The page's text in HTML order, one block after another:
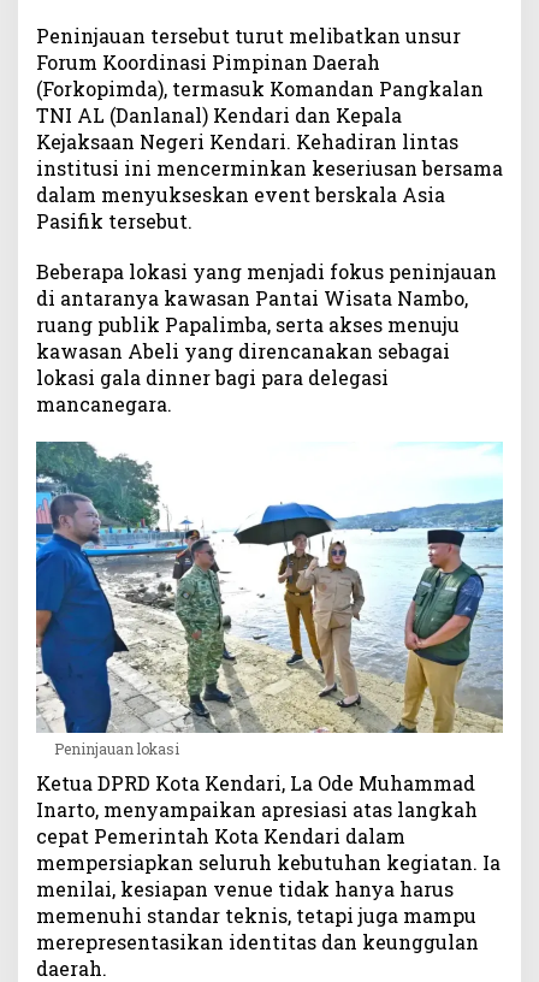
n
e
m
k
o
t
K
d
a
r
T
i
o
a
i
P
e
l
a
s
n
a
a
n
U
C
Peninjauan tersebut turut melibatkan unsur
Forum Koordinasi Pimpinan Daerah
(Forkopimda), termasuk Komandan Pangkalan
TNI AL (Danlanal) Kendari dan Kepala
Kejaksaan Negeri Kendari. Kehadiran lintas
institusi ini mencerminkan keseriusan bersama
dalam menyukseskan event berskala Asia
Pasifik tersebut.
Beberapa lokasi yang menjadi fokus peninjauan
di antaranya kawasan Pantai Wisata Nambo,
ruang publik Papalimba, serta akses menuju
kawasan Abeli yang direncanakan sebagai
lokasi gala dinner bagi para delegasi
mancanegara.
Peninjauan lokasi
Ketua DPRD Kota Kendari, La Ode Muhammad
Inarto, menyampaikan apresiasi atas langkah
cepat Pemerintah Kota Kendari dalam
mempersiapkan seluruh kebutuhan kegiatan. Ia
menilai, kesiapan venue tidak hanya harus
memenuhi standar teknis, tetapi juga mampu
merepresentasikan identitas dan keunggulan
daerah.